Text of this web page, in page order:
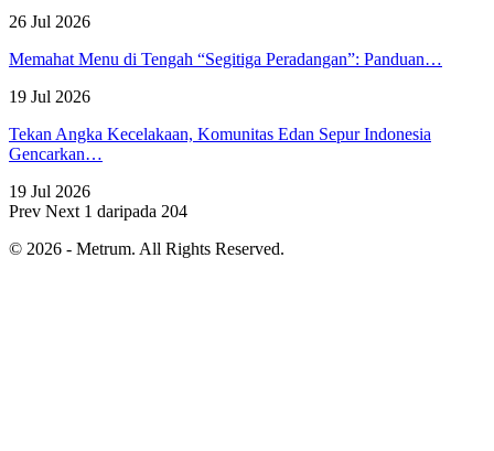
26 Jul 2026
Memahat Menu di Tengah “Segitiga Peradangan”: Panduan…
19 Jul 2026
Tekan Angka Kecelakaan, Komunitas Edan Sepur Indonesia
Gencarkan…
19 Jul 2026
Prev Next 1 daripada 204
© 2026 - Metrum. All Rights Reserved.